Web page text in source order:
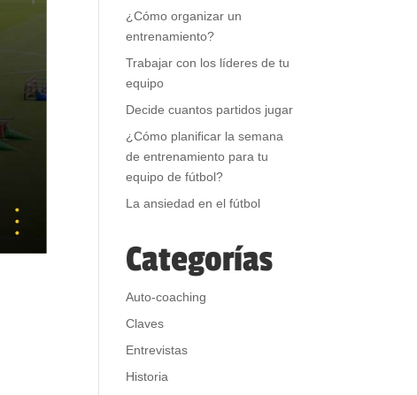
¿Cómo organizar un
entrenamiento?
Trabajar con los líderes de tu
equipo
Decide cuantos partidos jugar
¿Cómo planificar la semana
de entrenamiento para tu
equipo de fútbol?
La ansiedad en el fútbol
Categorías
Auto-coaching
Claves
Entrevistas
Historia